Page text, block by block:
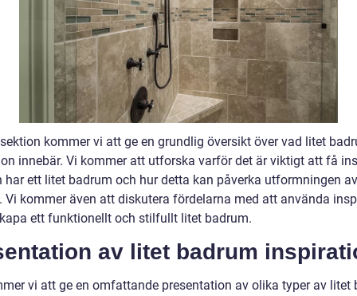
kommer vi att ge en grundlig översikt över vad litet
innebär. Vi kommer att utforska varför det är viktigt att få
har ett litet badrum och hur detta kan påverka utformningen av
Vi kommer även att diskutera fördelarna med att använda
ett funktionellt och stilfullt litet badrum.
av litet badrum
vi att ge en omfattande presentation av olika typer av litet